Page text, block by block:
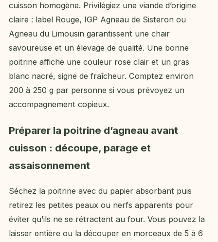
cuisson homogène. Privilégiez une viande d’origine
claire : label Rouge, IGP Agneau de Sisteron ou
Agneau du Limousin garantissent une chair
savoureuse et un élevage de qualité. Une bonne
poitrine affiche une couleur rose clair et un gras
blanc nacré, signe de fraîcheur. Comptez environ
200 à 250 g par personne si vous prévoyez un
accompagnement copieux.
Préparer la poitrine d’agneau avant
cuisson : découpe, parage et
assaisonnement
Séchez la poitrine avec du papier absorbant puis
retirez les petites peaux ou nerfs apparents pour
éviter qu’ils ne se rétractent au four. Vous pouvez la
laisser entière ou la découper en morceaux de 5 à 6